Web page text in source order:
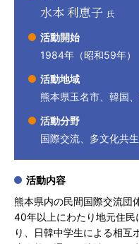
水本 利恵子 氏
活動開始
1984年（昭和59年）
活動地域
熊本県玉名市、韓国
活動分野
国際交流、多文化共生
活動内容
熊本県内の民間国際交流団
40年以上にわたり地元住民
り、日韓中学生による相互